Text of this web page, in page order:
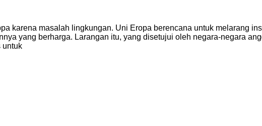
karena masalah lingkungan. Uni Eropa berencana untuk melarang
yang berharga. Larangan itu, yang disetujui oleh negara-negara
untuk